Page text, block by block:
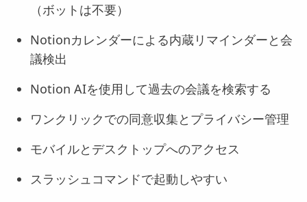
（ボットは不要）
Notionカレンダーによる内蔵リマインダーと会
議検出
Notion AIを使用して過去の会議を検索する
ワンクリックでの同意収集とプライバシー管理
モバイルとデスクトップへのアクセス
スラッシュコマンドで起動しやすい